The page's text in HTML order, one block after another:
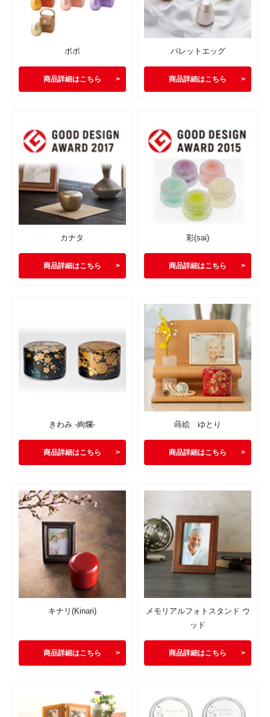
ポポ
商品詳細はこちら
パレットエッグ
商品詳細はこちら
カナタ
商品詳細はこちら
彩(sai)
商品詳細はこちら
きわみ -絢爛-
商品詳細はこちら
蒔絵 ゆとり
商品詳細はこちら
キナリ(Kinari)
商品詳細はこちら
メモリアルフォトスタンド ウ
ッド
商品詳細はこちら